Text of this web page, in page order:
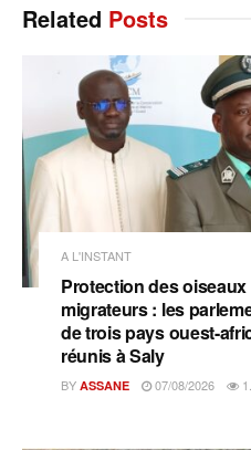
Related Posts
A L'INSTANT
Protection des oiseaux
migrateurs : les
de trois pays ouest-
réunis à Saly
BY ASSANE 07/08/2026